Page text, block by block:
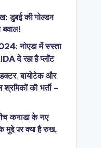
डुबई की गोल्डन
बवाल!
नोएडा में सस्ता
दे रहा है प्लॉट
बायोटेक और
की भर्ती –
कनाडा के नए
मुद्दे पर क्या है रुख,